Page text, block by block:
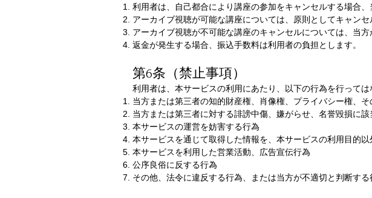
利用者は、自己都合により講座の参加をキャンセルする場合
アーカイブ視聴が可能な講座については、原則としてキャンセ
アーカイブ視聴が不可能な講座のキャンセルについては、当方
返金が発生する場合、振込手数料は利用者の負担とします。
第6条（禁止事項）
利用者は、本サービスの利用にあたり、以下の行為を行っては
当方または第三者の知的財産権、肖像権、プライバシー権、
当方または第三者に対する誹謗中傷、嫌がらせ、名誉毀損に該
本サービスの運営を妨害する行為
本サービスを通じて取得した情報を、本サービスの利用目的
本サービスを利用した営業活動、広告宣伝行為
公序良俗に反する行為
その他、法令に違反する行為、または当方が不適切と判断する